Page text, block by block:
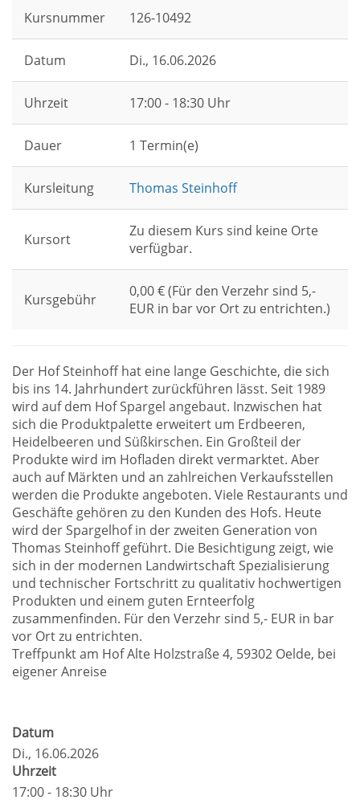
Kursnummer 126-10492
Datum Di., 16.06.2026
Uhrzeit 17:00 - 18:30 Uhr
Dauer 1 Termin(e)
Kursleitung Thomas Steinhoff
Kursort
Zu diesem Kurs sind keine Orte
verfügbar.
Kursgebühr
0,00 € (Für den Verzehr sind 5,-
EUR in bar vor Ort zu entrichten.)
Der Hof Steinhoff hat eine lange Geschichte, die sich
bis ins 14. Jahrhundert zurückführen lässt. Seit 1989
wird auf dem Hof Spargel angebaut. Inzwischen hat
sich die Produktpalette erweitert um Erdbeeren,
Heidelbeeren und Süßkirschen. Ein Großteil der
Produkte wird im Hofladen direkt vermarktet. Aber
auch auf Märkten und an zahlreichen Verkaufsstellen
werden die Produkte angeboten. Viele Restaurants und
Geschäfte gehören zu den Kunden des Hofs. Heute
wird der Spargelhof in der zweiten Generation von
Thomas Steinhoff geführt. Die Besichtigung zeigt, wie
sich in der modernen Landwirtschaft Spezialisierung
und technischer Fortschritt zu qualitativ hochwertigen
Produkten und einem guten Ernteerfolg
zusammenfinden. Für den Verzehr sind 5,- EUR in bar
vor Ort zu entrichten.
Treffpunkt am Hof Alte Holzstraße 4, 59302 Oelde, bei
eigener Anreise
Datum
Di., 16.06.2026
Uhrzeit
17:00 - 18:30 Uhr